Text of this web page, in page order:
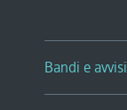
Bandi e avvisi